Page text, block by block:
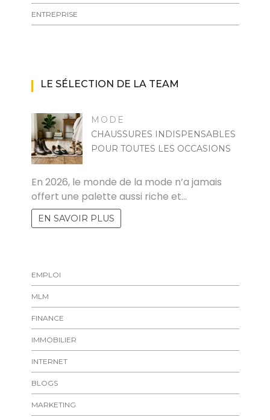
ENTREPRISE
LE SÉLECTION DE LA TEAM
MODE
CHAUSSURES INDISPENSABLES
POUR TOUTES LES OCCASIONS
En 2026, le monde de la mode n’a jamais
offert une palette aussi riche et…
EN SAVOIR PLUS
EMPLOI
MLM
FINANCE
IMMOBILIER
INTERNET
BLOGS
MARKETING